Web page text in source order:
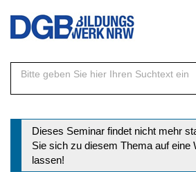
Direkt
Inhalt
Statusmeldung
Dieses Seminar findet nicht mehr
Sie sich zu diesem Thema auf eine
lassen!